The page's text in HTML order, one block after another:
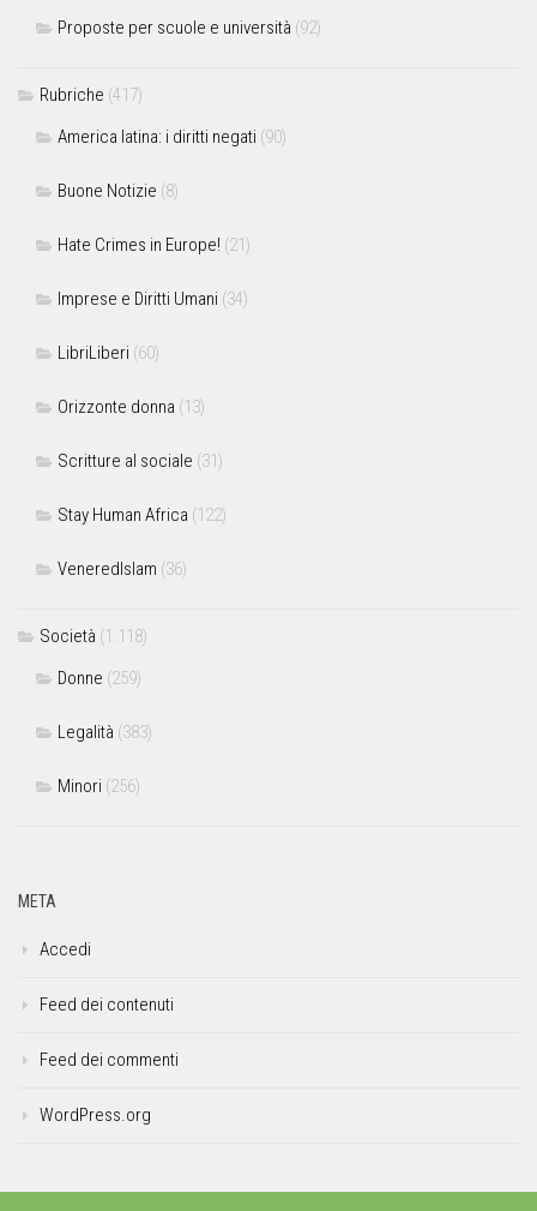
Proposte per scuole e università (92)
Rubriche (417)
America latina: i diritti negati (90)
Buone Notizie (8)
Hate Crimes in Europe! (21)
Imprese e Diritti Umani (34)
LibriLiberi (60)
Orizzonte donna (13)
Scritture al sociale (31)
Stay Human Africa (122)
VeneredIslam (36)
Società (1.118)
Donne (259)
Legalità (383)
Minori (256)
META
Accedi
Feed dei contenuti
Feed dei commenti
WordPress.org